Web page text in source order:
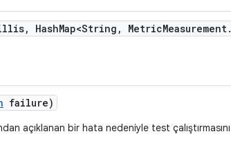
, HashMap<String , MetricMeasurement.
failure)
açıklanan bir hata nedeniyle test çalıştırmasını